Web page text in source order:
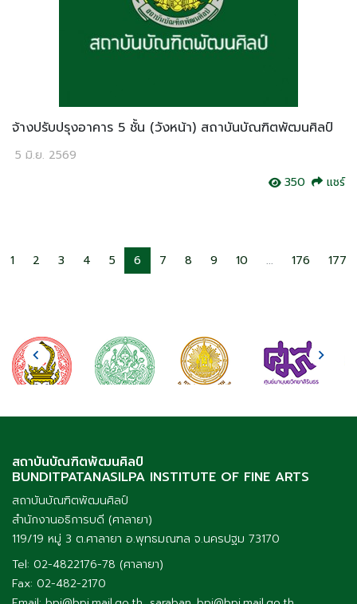
จ้างปรับปรุงอาคาร 5 ชั้น (วังหน้า) สถาบันบัณฑิตพัฒนศิลป์
5 มิ.ย. 2569
350
แชร์
1 2 3 4 5 6 7 8 9 10 ... 176 177
สถาบันบัณฑิตพัฒนศิลป์
BUNDITPATANASILPA INSTITUTE OF FINE ARTS
สถาบันบัณฑิตพัฒนศิลป์
สำนักงานอธิการบดี (ศาลายา)
119/19 หมู่ 3 ต.ศาลายา อ.พุทธมณฑล จ.นครปฐม 73170
Tel: 02-4822176-78 (ศาลายา)
Fax: 02-482-2170